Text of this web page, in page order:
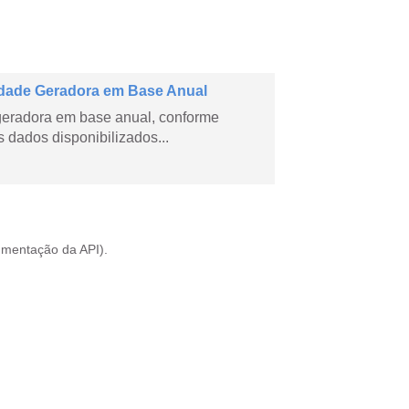
Geradora em Base Anual
em base anual, conforme
dados disponibilizados...
da API ).